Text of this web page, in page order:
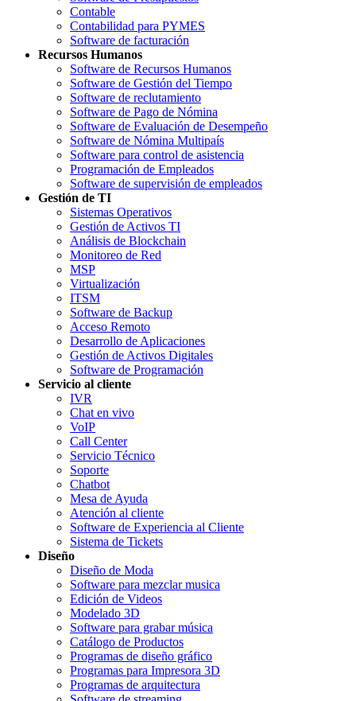
Contable
Contabilidad para PYMES
Software de facturación
Recursos Humanos
Software de Recursos Humanos
Software de Gestión del Tiempo
Software de reclutamiento
Software de Pago de Nómina
Software de Evaluación de Desempeño
Software de Nómina Multipaís
Software para control de asistencia
Programación de Empleados
Software de supervisión de empleados
Gestión de TI
Sistemas Operativos
Gestión de Activos TI
Análisis de Blockchain
Monitoreo de Red
MSP
Virtualización
ITSM
Software de Backup
Acceso Remoto
Desarrollo de Aplicaciones
Gestión de Activos Digitales
Software de Programación
Servicio al cliente
IVR
Chat en vivo
VoIP
Call Center
Servicio Técnico
Soporte
Chatbot
Mesa de Ayuda
Atención al cliente
Software de Experiencia al Cliente
Sistema de Tickets
Diseño
Diseño de Moda
Software para mezclar musica
Edición de Videos
Modelado 3D
Software para grabar música
Catálogo de Productos
Programas de diseño gráfico
Programas para Impresora 3D
Programas de arquitectura